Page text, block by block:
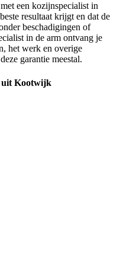
een kozijnspecialist in
resultaat krijgt en dat de
beschadigingen of
in de arm ontvang je
het werk en overige
garantie meestal.
uit Kootwijk